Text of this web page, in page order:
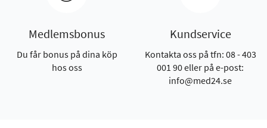
Medlemsbonus
Du får bonus på dina köp
hos oss
Kundservice
Kontakta oss på tfn: 08 - 403
001 90 eller på e-post:
info@med24.se